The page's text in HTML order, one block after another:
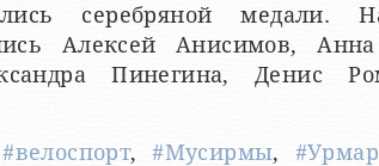
серебряной медали.
Алексей Анисимов,
Пинегина, Денис
#велоспорт,#Мусирмы,